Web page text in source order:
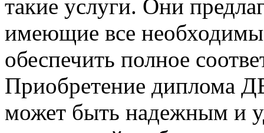
такие услуги. Они
имеющие все
обеспечить полное
Приобретение диплома
может быть надежным и